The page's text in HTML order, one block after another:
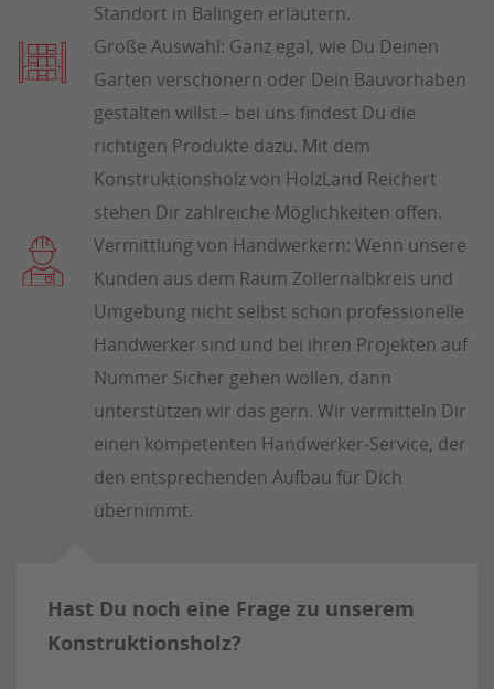
Standort in Balingen erläutern.
Große Auswahl: Ganz egal, wie Du Deinen
Garten verschönern oder Dein Bauvorhaben
gestalten willst – bei uns findest Du die
richtigen Produkte dazu. Mit dem
Konstruktionsholz von HolzLand Reichert
stehen Dir zahlreiche Möglichkeiten offen.
Vermittlung von Handwerkern: Wenn unsere
Kunden aus dem Raum Zollernalbkreis und
Umgebung nicht selbst schon professionelle
Handwerker sind und bei ihren Projekten auf
Nummer Sicher gehen wollen, dann
unterstützen wir das gern. Wir vermitteln Dir
einen kompetenten Handwerker-Service, der
den entsprechenden Aufbau für Dich
übernimmt.
Hast Du noch eine Frage zu unserem
Konstruktionsholz?